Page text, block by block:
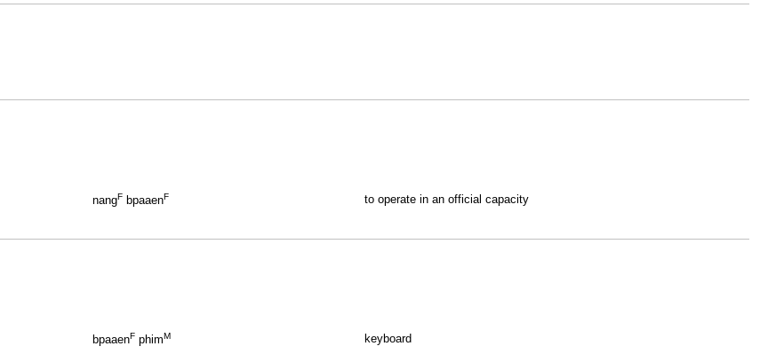
nangF bpaaenF to operate in an official capacity
bpaaenF phimM keyboard